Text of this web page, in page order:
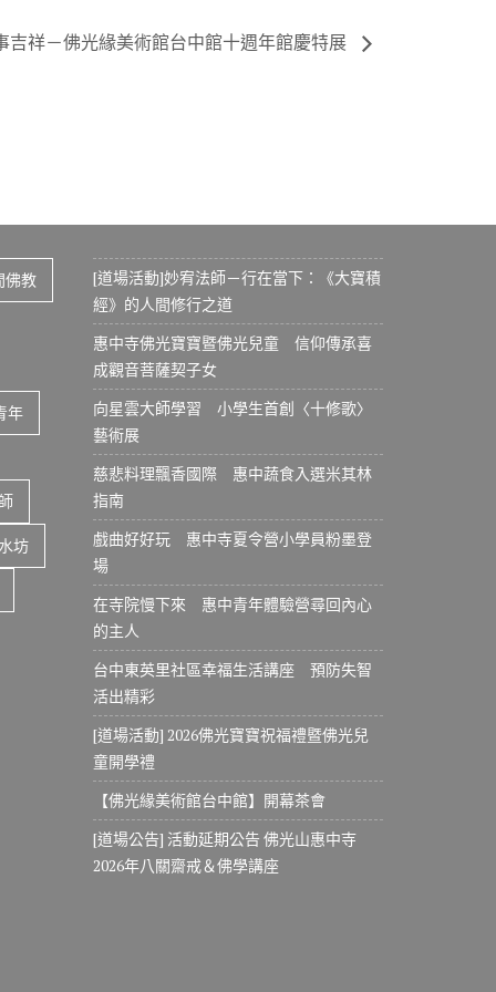
吉祥－佛光緣美術館台中館十週年館慶特展
佛教
年
坊
[道場活動]妙宥法師－行在當下：《大寶積
經》的人間修行之道
惠中寺佛光寶寶暨佛光兒童 信仰傳承喜
成觀音菩薩契子女
向星雲大師學習 小學生首創〈十修歌〉
藝術展
慈悲料理飄香國際 惠中蔬食入選米其林
指南
戲曲好好玩 惠中寺夏令營小學員粉墨登
場
在寺院慢下來 惠中青年體驗營尋回內心
的主人
台中東英里社區幸福生活講座 預防失智
活出精彩
[道場活動] 2026佛光寶寶祝福禮暨佛光兒
童開學禮
【佛光緣美術館台中館】開幕茶會
[道場公告] 活動延期公告 佛光山惠中寺
2026年八關齋戒＆佛學講座